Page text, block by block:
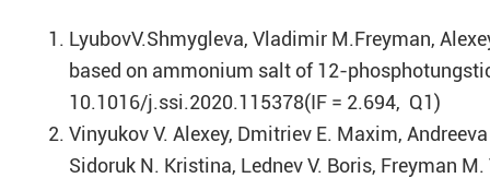
LyubovV.Shmygleva, Vladimir M.Freyman,
based on ammonium salt of 12-
10.1016/j.ssi.2020.115378(IF = 2.694, Q1)
Vinyukov V. Alexey, Dmitriev E. Maxim,
Sidoruk N. Kristina, Lednev V. Boris, Freyman